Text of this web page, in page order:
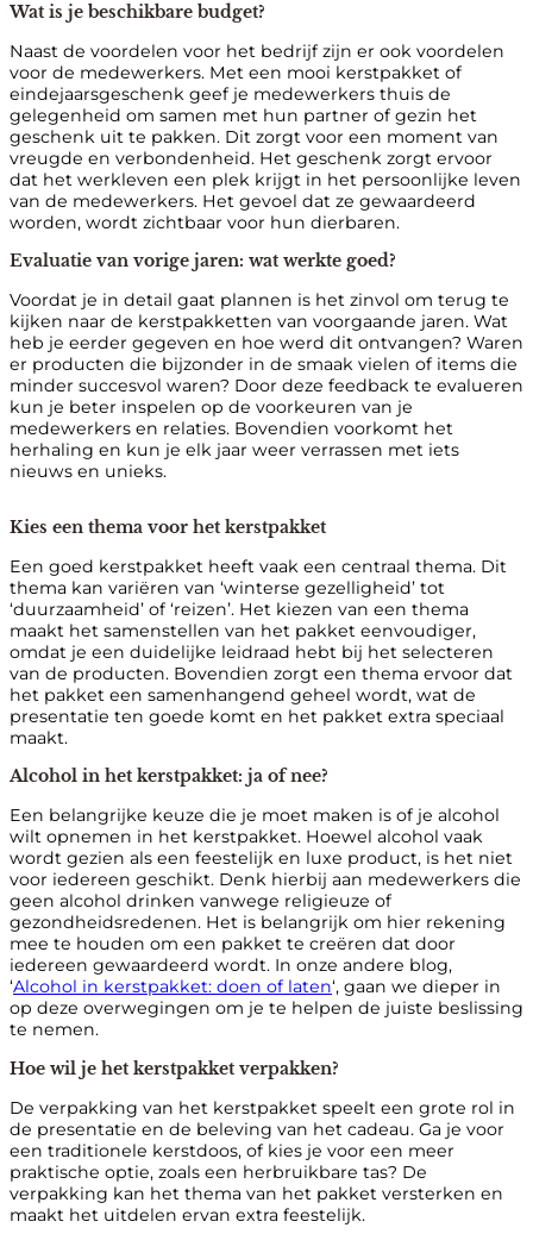
Wat is je beschikbare budget?
Naast de voordelen voor het bedrijf zijn er ook voordelen
voor de medewerkers. Met een mooi kerstpakket of
eindejaarsgeschenk geef je medewerkers thuis de
gelegenheid om samen met hun partner of gezin het
geschenk uit te pakken. Dit zorgt voor een moment van
vreugde en verbondenheid. Het geschenk zorgt ervoor
dat het werkleven een plek krijgt in het persoonlijke leven
van de medewerkers. Het gevoel dat ze gewaardeerd
worden, wordt zichtbaar voor hun dierbaren.
Evaluatie van vorige jaren: wat werkte goed?
Voordat je in detail gaat plannen is het zinvol om terug te
kijken naar de kerstpakketten van voorgaande jaren. Wat
heb je eerder gegeven en hoe werd dit ontvangen? Waren
er producten die bijzonder in de smaak vielen of items die
minder succesvol waren? Door deze feedback te evalueren
kun je beter inspelen op de voorkeuren van je
medewerkers en relaties. Bovendien voorkomt het
herhaling en kun je elk jaar weer verrassen met iets
nieuws en unieks.
Kies een thema voor het kerstpakket
Een goed kerstpakket heeft vaak een centraal thema. Dit
thema kan variëren van ‘winterse gezelligheid’ tot
‘duurzaamheid’ of ‘reizen’. Het kiezen van een thema
maakt het samenstellen van het pakket eenvoudiger,
omdat je een duidelijke leidraad hebt bij het selecteren
van de producten. Bovendien zorgt een thema ervoor dat
het pakket een samenhangend geheel wordt, wat de
presentatie ten goede komt en het pakket extra speciaal
maakt.
Alcohol in het kerstpakket: ja of nee?
Een belangrijke keuze die je moet maken is of je alcohol
wilt opnemen in het kerstpakket. Hoewel alcohol vaak
wordt gezien als een feestelijk en luxe product, is het niet
voor iedereen geschikt. Denk hierbij aan medewerkers die
geen alcohol drinken vanwege religieuze of
gezondheidsredenen. Het is belangrijk om hier rekening
mee te houden om een pakket te creëren dat door
iedereen gewaardeerd wordt. In onze andere blog,
‘Alcohol in kerstpakket: doen of laten‘, gaan we dieper in
op deze overwegingen om je te helpen de juiste beslissing
te nemen.
Hoe wil je het kerstpakket verpakken?
De verpakking van het kerstpakket speelt een grote rol in
de presentatie en de beleving van het cadeau. Ga je voor
een traditionele kerstdoos, of kies je voor een meer
praktische optie, zoals een herbruikbare tas? De
verpakking kan het thema van het pakket versterken en
maakt het uitdelen ervan extra feestelijk.